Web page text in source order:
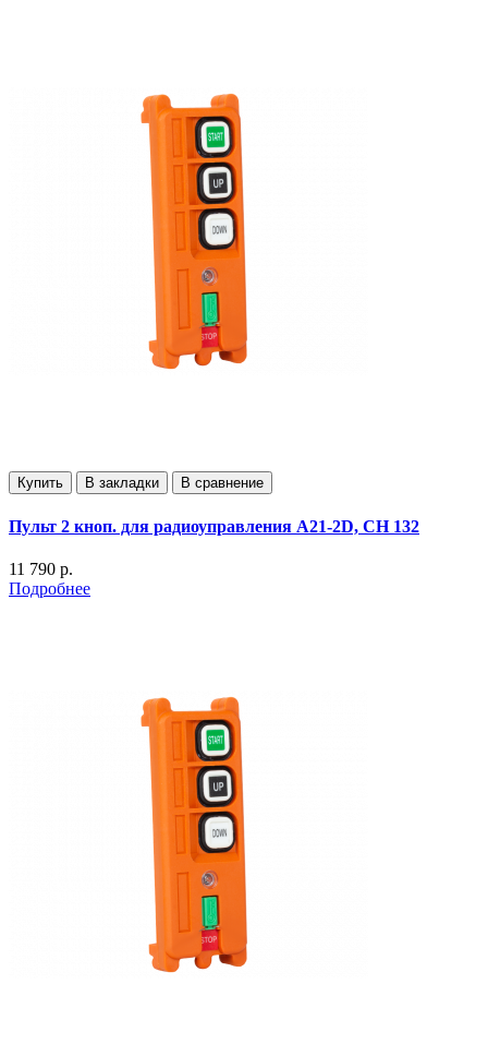
Купить В закладки В сравнение
Пульт 2 кноп. для радиоуправления А21-2D, СН 132
11 790 р.
Подробнее